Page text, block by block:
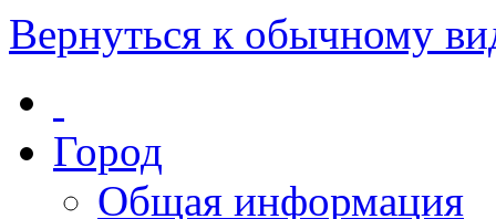
Вернуться к обычному
Город
Общая информация